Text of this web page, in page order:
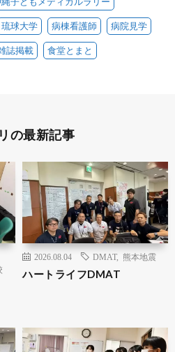
琉球大学 病棟看護師 病院見学
誌掲載 食堂とまと
の最新記事
2026.08.04 DMAT, 熊本地震
ハートライフDMAT